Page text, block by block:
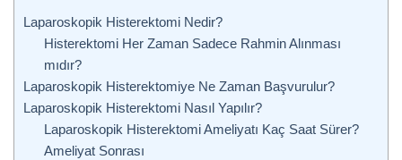
Laparoskopik Histerektomi Nedir?
Histerektomi Her Zaman Sadece Rahmin Alınması
mıdır?
Laparoskopik Histerektomiye Ne Zaman Başvurulur?
Laparoskopik Histerektomi Nasıl Yapılır?
Laparoskopik Histerektomi Ameliyatı Kaç Saat Sürer?
Ameliyat Sonrası